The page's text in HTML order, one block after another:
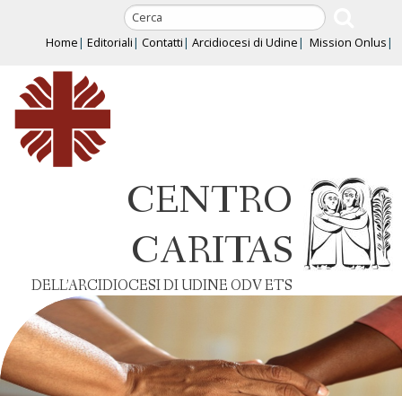
content
Home Editoriali Contatti Arcidiocesi di Udine Mission Onlus
CENTRO
CARITAS
DELL’ARCIDIOCESI DI UDINE ODV ETS